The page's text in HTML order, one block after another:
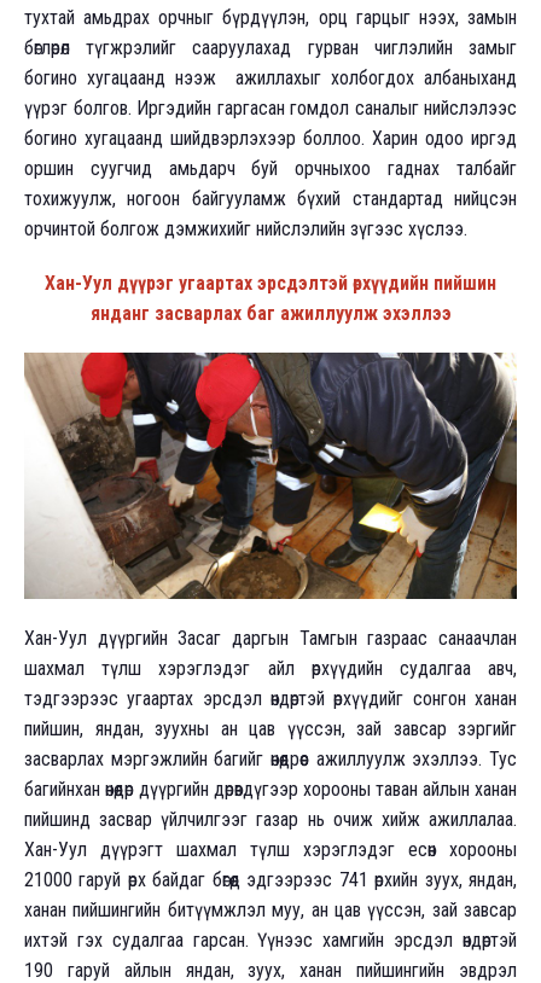
тухтай амьдрах орчныг бүрдүүлэн, орц гарцыг нээх, замын
бөглөрөл түгжрэлийг сааруулахад гурван чиглэлийн замыг
богино хугацаанд нээж ажиллахыг холбогдох албаныханд
үүрэг болгов. Иргэдийн гаргасан гомдол саналыг нийслэлээс
богино хугацаанд шийдвэрлэхээр боллоо. Харин одоо иргэд
оршин суугчид амьдарч буй орчныхоо гаднах талбайг
тохижуулж, ногоон байгууламж бүхий стандартад нийцсэн
орчинтой болгож дэмжихийг нийслэлийн зүгээс хүслээ.
Хан-Уул дүүрэг угаартах эрсдэлтэй өрхүүдийн пийшин
янданг засварлах баг ажиллуулж эхэллээ
Хан-Уул дүүргийн Засаг даргын Тамгын газраас санаачлан
шахмал түлш хэрэглэдэг айл өрхүүдийн судалгаа авч,
тэдгээрээс угаартах эрсдэл өндөртэй өрхүүдийг сонгон ханан
пийшин, яндан, зуухны ан цав үүссэн, зай завсар зэргийг
засварлах мэргэжлийн багийг өнөөдрөөс ажиллуулж эхэллээ. Тус
багийнхан өнөөдөр дүүргийн дөрөвдүгээр хорооны таван айлын ханан
пийшинд засвар үйлчилгээг газар нь очиж хийж ажиллалаа.
Хан-Уул дүүрэгт шахмал түлш хэрэглэдэг есөн хорооны
21000 гаруй өрх байдаг бөгөөд эдгээрээс 741 өрхийн зуух, яндан,
ханан пийшингийн битүүмжлэл муу, ан цав үүссэн, зай завсар
ихтэй гэх судалгаа гарсан. Үүнээс хамгийн эрсдэл өндөртэй
190 гаруй айлын яндан, зуух, ханан пийшингийн эвдрэл